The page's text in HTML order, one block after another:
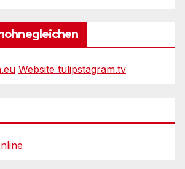
Website tulipstagram.tv